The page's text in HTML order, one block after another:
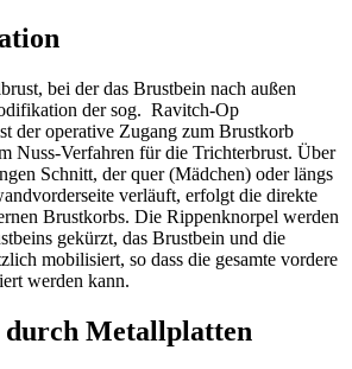
bei der das Brustbein nach außen
der sog. Ravitch-Op
der operative Zugang zum Brustkorb
Nuss-Verfahren für die Trichterbrust. Über
Schnitt, der quer (Mädchen) oder längs
verläuft, erfolgt die direkte
Brustkorbs. Die Rippenknorpel werden
gekürzt, das Brustbein und die
mobilisiert, so dass die gesamte vordere
werden kann.
Metallplatten